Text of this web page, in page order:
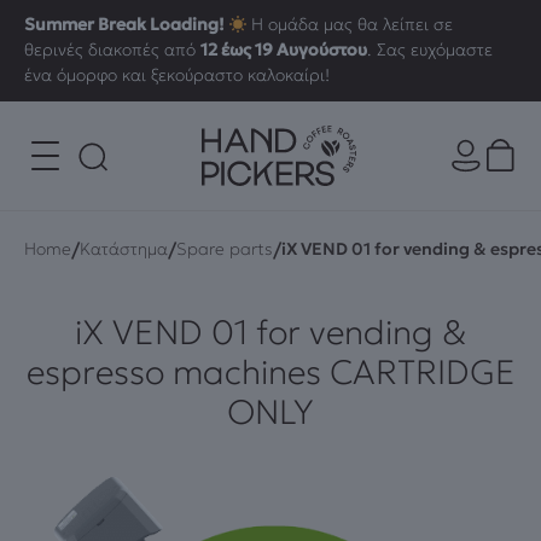
Summer Break Loading!
Η ομάδα μας θα λείπει σε
θερινές διακοπές από12 έως 19 Αυγούστου. Σας ευχόμαστε
ένα όμορφο και ξεκούραστο καλοκαίρι!
Home/Κατάστημα/Spare parts/iX VEND 01 for vending &
iX VEND 01 for vending &
espresso machines CARTRIDGE
ONLY